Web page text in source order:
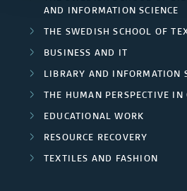
AND INFORMATION SCIENCE
THE SWEDISH SCHOOL OF
BUSINESS AND IT
LIBRARY AND INFORMATION
THE HUMAN PERSPECTIVE IN
EDUCATIONAL WORK
RESOURCE RECOVERY
TEXTILES AND FASHION